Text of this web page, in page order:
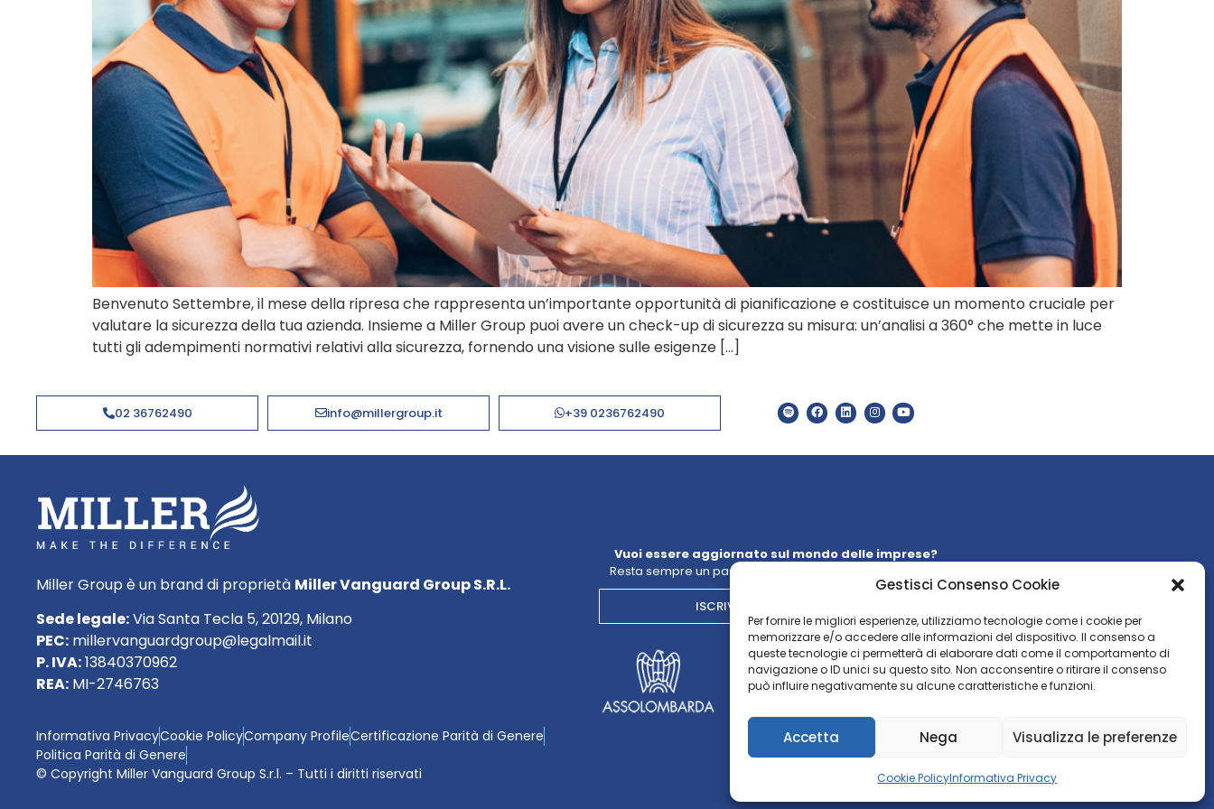
Gestisci Consenso Cookie
Per fornire le migliori esperienze, utilizziamo tecnologie come i cookie per
memorizzare e/o accedere alle informazioni del dispositivo. Il consenso a
queste tecnologie ci permetterà di elaborare dati come il comportamento di
navigazione o ID unici su questo sito. Non acconsentire o ritirare il consenso
può influire negativamente su alcune caratteristiche e funzioni.
Accetta Nega Visualizza le preferenze
Cookie PolicyInformativa Privacy
Benvenuto Settembre, il mese della ripresa che rappresenta un’importante opportunità di pianificazione e costituisce un momento cruciale per
valutare la sicurezza della tua azienda. Insieme a Miller Group puoi avere un check-up di sicurezza su misura: un’analisi a 360° che mette in luce
tutti gli adempimenti normativi relativi alla sicurezza, fornendo una visione sulle esigenze […]
02 36762490 info@millergroup.it +39 0236762490
Miller Group è un brand di proprietà Miller Vanguard Group S.R.L.
Sede legale:Via Santa Tecla 5, 20129, Milano
PEC: millervanguardgroup@legalmail.it
P. IVA:13840370962
REA: MI-2746763
Informativa PrivacyCookie PolicyCompany ProfileCertificazione Parità di Genere
Politica Parità di Genere
© Copyright Miller Vanguard Group S.r.l. – Tutti i diritti riservati
Vuoi essere aggiornato sul mondo delle imprese?
Resta sempre un passo avanti con la nostra
ISCRIVITI ALLA NEWSLETTER